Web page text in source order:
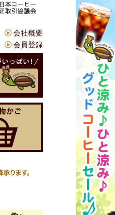
会社概要
会員登録